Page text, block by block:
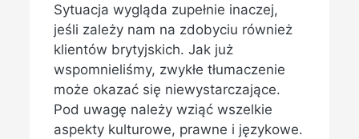
Sytuacja wygląda zupełnie inaczej,
jeśli zależy nam na zdobyciu również
klientów brytyjskich. Jak już
wspomnieliśmy, zwykłe tłumaczenie
może okazać się niewystarczające.
Pod uwagę należy wziąć wszelkie
aspekty kulturowe, prawne i językowe.